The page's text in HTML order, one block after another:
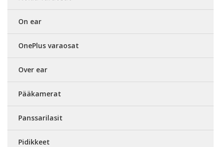
On ear
OnePlus varaosat
Over ear
Pääkamerat
Panssarilasit
Pidikkeet